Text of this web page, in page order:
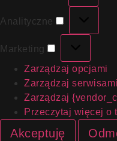
Analityczne
Marketing
Zarządzaj opcjami
Zarządzaj serwisami
Zarządzaj
Przeczytaj więcej o
Akceptuję